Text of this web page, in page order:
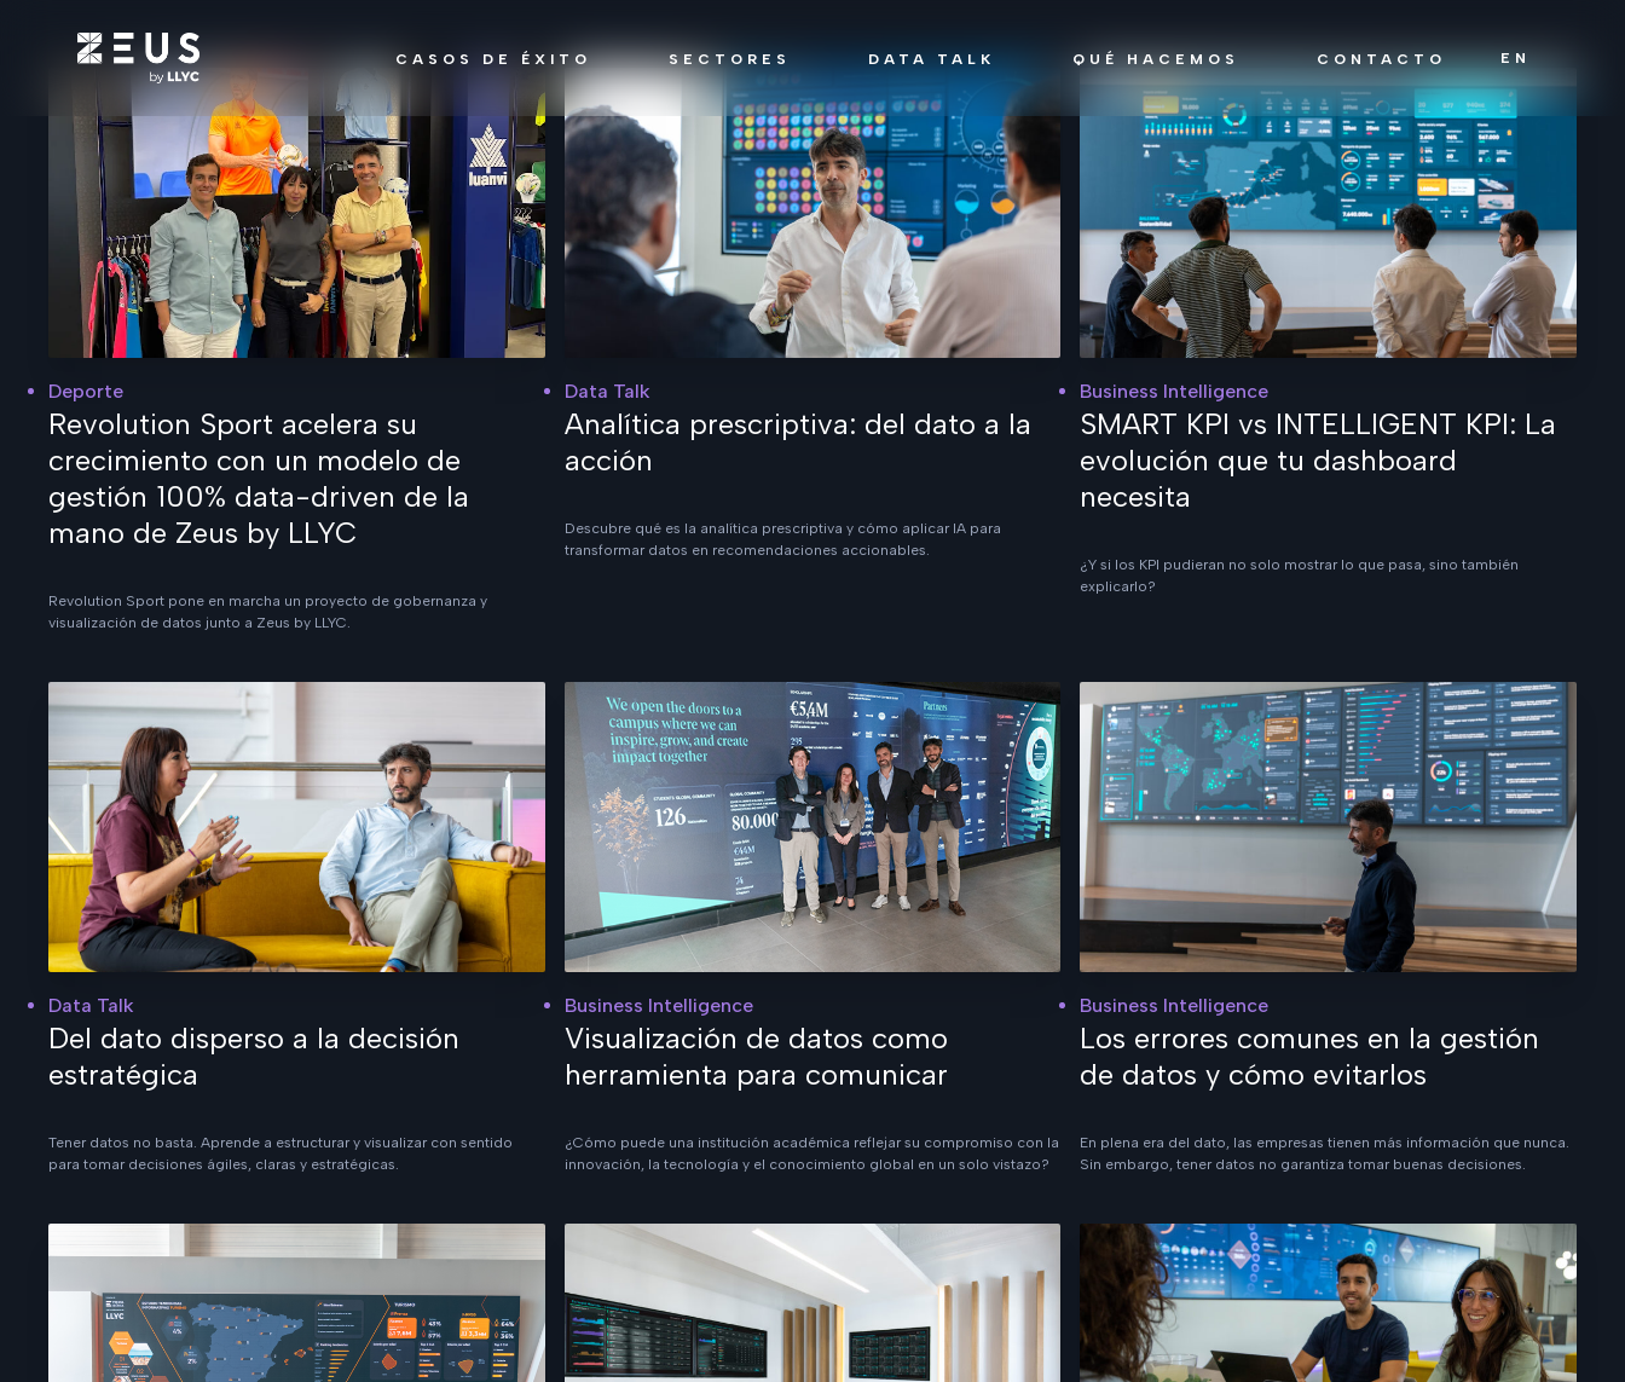
CASOS DE ÉXITO SECTORES DATA TALK QUÉ HACEMOS CONTACTO EN
Deporte
Revolution Sport acelera su
crecimiento con un modelo de
gestión 100% data-driven de la
mano de Zeus by LLYC
Revolution Sport pone en marcha un proyecto de gobernanza y
visualización de datos junto a Zeus by LLYC.
Data Talk
Analítica prescriptiva: del dato a la
acción
Descubre qué es la analítica prescriptiva y cómo aplicar IA para
transformar datos en recomendaciones accionables.
Business Intelligence
SMART KPI vs INTELLIGENT KPI: La
evolución que tu dashboard
necesita
¿Y si los KPI pudieran no solo mostrar lo que pasa, sino también
explicarlo?
Data Talk
Del dato disperso a la decisión
estratégica
Tener datos no basta. Aprende a estructurar y visualizar con sentido
para tomar decisiones ágiles, claras y estratégicas.
Business Intelligence
Visualización de datos como
herramienta para comunicar
¿Cómo puede una institución académica reflejar su compromiso con la
innovación, la tecnología y el conocimiento global en un solo vistazo?
Business Intelligence
Los errores comunes en la gestión
de datos y cómo evitarlos
En plena era del dato, las empresas tienen más información que nunca.
Sin embargo, tener datos no garantiza tomar buenas decisiones.